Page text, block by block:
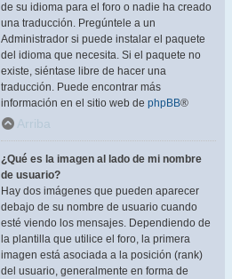
de su idioma para el foro o nadie ha creado
una traducción. Pregúntele a un
Administrador si puede instalar el paquete
del idioma que necesita. Si el paquete no
existe, siéntase libre de hacer una
traducción. Puede encontrar más
información en el sitio web de phpBB®
Arriba
¿Qué es la imagen al lado de mi nombre
de usuario?
Hay dos imágenes que pueden aparecer
debajo de su nombre de usuario cuando
esté viendo los mensajes. Dependiendo de
la plantilla que utilice el foro, la primera
imagen está asociada a la posición (rank)
del usuario, generalmente en forma de